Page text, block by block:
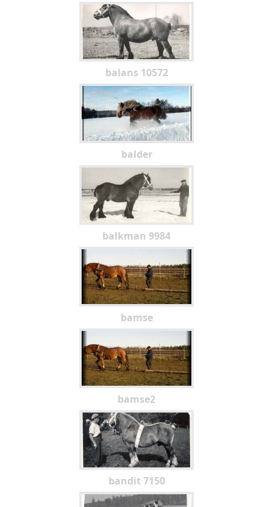
balans 10572
balder
balkman 9984
bamse
bamse2
bandit 7150